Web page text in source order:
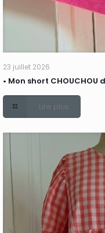
23 juillet 2026
• Mon short
Lire plus